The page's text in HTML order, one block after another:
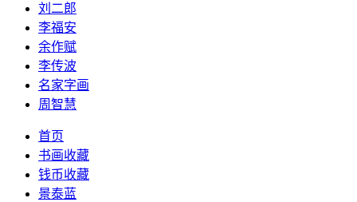
刘二郎
李福安
余作赋
李传波
名家字画
周智慧
首页
书画收藏
钱币收藏
景泰蓝